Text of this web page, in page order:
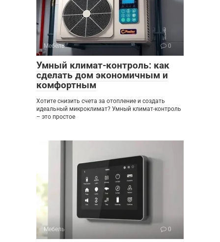
Мебель 0
Умный климат-контроль: как
сделать дом экономичным и
комфортным
Хотите снизить счета за отопление и создать
идеальный микроклимат? Умный климат-контроль
– это простое
Мебель 0